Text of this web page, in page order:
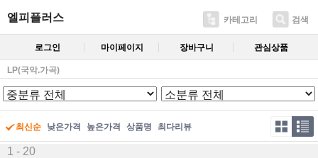
엘피플러스 카테고리 검색
로그인 마이페이지 장바구니 관심상품
LP(국악.가곡)
최신순 낮은가격 높은가격 상품명 최다리뷰
1 - 20